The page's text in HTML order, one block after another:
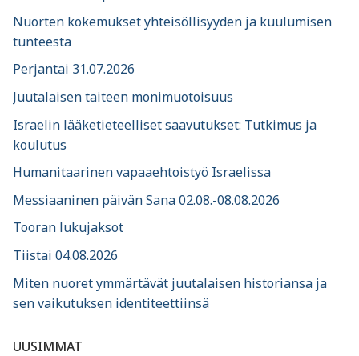
Nuorten kokemukset yhteisöllisyyden ja kuulumisen
tunteesta
Perjantai 31.07.2026
Juutalaisen taiteen monimuotoisuus
Israelin lääketieteelliset saavutukset: Tutkimus ja
koulutus
Humanitaarinen vapaaehtoistyö Israelissa
Messiaaninen päivän Sana 02.08.-08.08.2026
Tooran lukujaksot
Tiistai 04.08.2026
Miten nuoret ymmärtävät juutalaisen historiansa ja
sen vaikutuksen identiteettiinsä
UUSIMMAT